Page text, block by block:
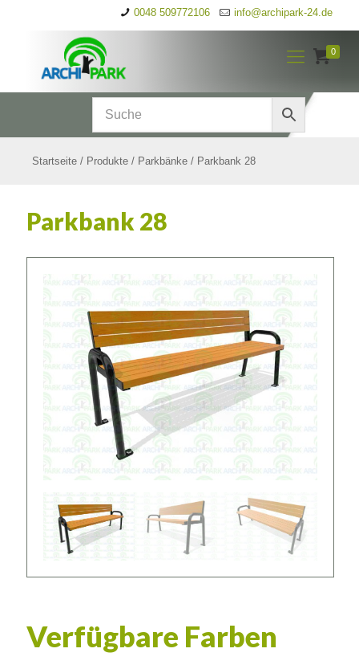
0048 509772106 info@archipark-24.de
0
Startseite / Produkte / Parkbänke / Parkbank 28
Parkbank 28
Verfügbare Farben